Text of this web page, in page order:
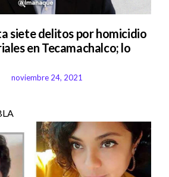
siete delitos por homicidio
en Tecamachalco; lo
noviembre 24, 2021